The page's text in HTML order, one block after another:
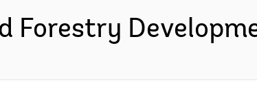
Forestry